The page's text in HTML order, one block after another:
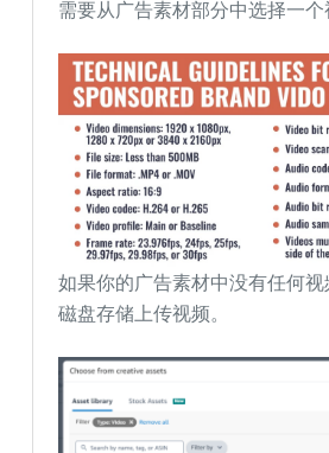
需要从广告素材部分中选择一个
如果你的广告素材中没有任何
磁盘存储上传视频。